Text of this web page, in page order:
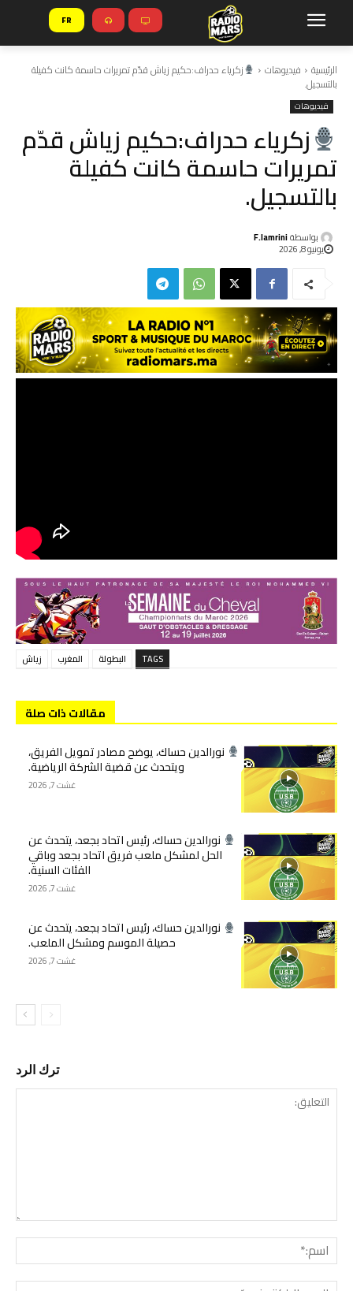
FR
الرئيسية فيديوهات زكرياء حدراف:حكيم زياش قدّم تمريرات حاسمة كانت كفيلة
بالتسجيل.
فيديوهات
زكرياء حدراف:حكيم زياش قدّم
تمريرات حاسمة كانت كفيلة
بالتسجيل.
بواسطةF.lamrini
يونيو 8, 2026
TAGS البطولة المغرب زياش
مقالات ذات صلة
نورالدين حساك، يوضح مصادر تمويل الفريق،
ويتحدث عن قضية الشركة الرياضية.
غشت 7, 2026
نورالدين حساك، رئيس اتحاد بجعد، يتحدث عن
الحل لمشكل ملعب فريق اتحاد بجعد وباقي
الفئات السنية.
غشت 7, 2026
نورالدين حساك، رئيس اتحاد بجعد، يتحدث عن
حصيلة الموسم ومشكل الملعب.
غشت 7, 2026
ترك الرد